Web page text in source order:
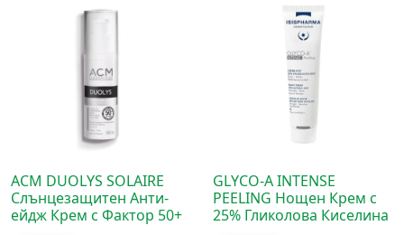
ACM DUOLYS SOLAIRE
Слънцезащитен Анти-
ейдж Крем с Фактор 50+
GLYCO-A INTENSE
PEELING Нощен Крем с
25% Гликолова Киселина